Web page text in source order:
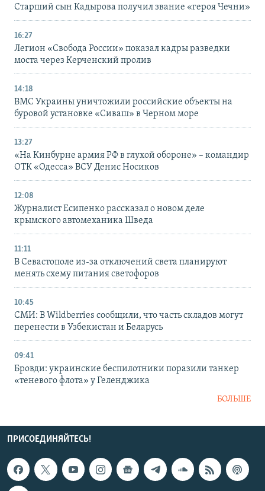
Старший сын Кадырова получил звание «героя Чечни»
16:27
Легион «Свобода России» показал кадры разведки
моста через Керченский пролив
14:18
ВМС Украины уничтожили российские объекты на
буровой установке «Сиваш» в Черном море
13:27
«На Кинбурне армия РФ в глухой обороне» – командир
ОТК «Одесса» ВСУ Денис Носиков
12:08
Журналист Есипенко рассказал о новом деле
крымского автомеханика Шведа
11:11
В Севастополе из-за отключений света планируют
менять схему питания светофоров
10:45
СМИ: В Wildberries сообщили, что часть складов могут
перенести в Узбекистан и Беларусь
09:41
Бровди: украинские беспилотники поразили танкер
«теневого флота» у Геленджика
БОЛЬШЕ
ПРИСОЕДИНЯЙТЕСЬ!